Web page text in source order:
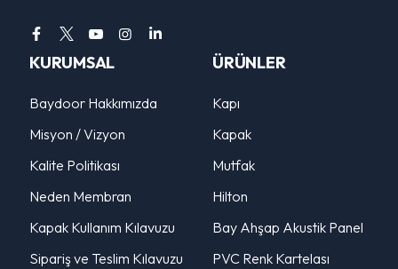
KURUMSAL
Baydoor Hakkımızda
Misyon / Vizyon
Kalite Politikası
Neden Membran
Kapak Kullanım Kılavuzu
Sipariş ve Teslim Kılavuzu
ÜRÜNLER
Kapı
Kapak
Mutfak
Hilton
Bay Ahşap Akustik Panel
PVC Renk Kartelası